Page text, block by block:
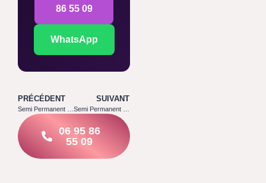
86 55 09
WhatsApp
PRÉCÉDENT SUIVANT
06 95 86
55 09